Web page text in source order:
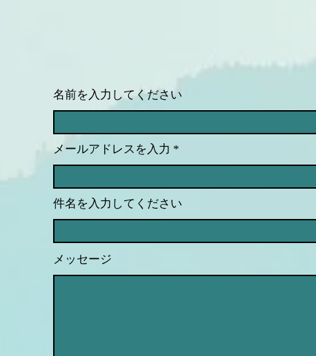
名前を入力してください
メールアドレスを入力
件名を入力してください
メッセージ